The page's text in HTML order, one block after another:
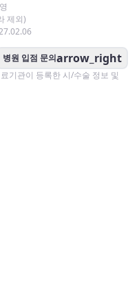
제외)
병원 입점 문의arrow_right
기관이 등록한 시/수술 정보 및